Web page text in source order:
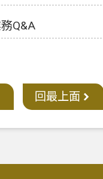
Q&A
回最上面